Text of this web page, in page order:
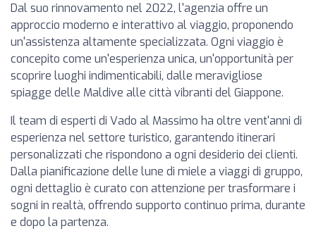
Dal suo rinnovamento nel 2022, l'agenzia offre un
approccio moderno e interattivo al viaggio, proponendo
un'assistenza altamente specializzata. Ogni viaggio è
concepito come un'esperienza unica, un'opportunità per
scoprire luoghi indimenticabili, dalle meravigliose
spiagge delle Maldive alle città vibranti del Giappone.
Il team di esperti di Vado al Massimo ha oltre vent'anni di
esperienza nel settore turistico, garantendo itinerari
personalizzati che rispondono a ogni desiderio dei clienti.
Dalla pianificazione delle lune di miele a viaggi di gruppo,
ogni dettaglio è curato con attenzione per trasformare i
sogni in realtà, offrendo supporto continuo prima, durante
e dopo la partenza.